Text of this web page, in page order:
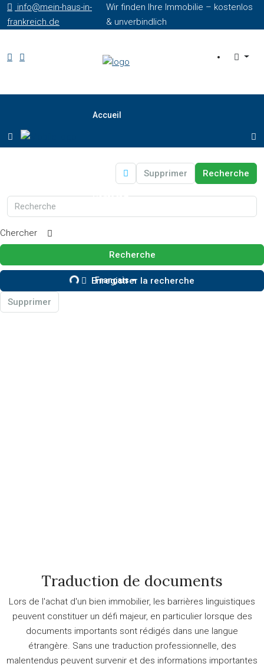
info@mein-haus-in-
frankreich.de
Wir finden Ihre Immobilie – kostenlos
& unverbindlich
Accueil
Contact
Français
Supprimer Recherche
Chercher
Recherche
Enregistrer la recherche
Supprimer
Traduction de documents
Lors de l'achat d'un bien immobilier, les barrières linguistiques
peuvent constituer un défi majeur, en particulier lorsque des
documents importants sont rédigés dans une langue
étrangère. Sans une traduction professionnelle, des
malentendus peuvent survenir et des informations importantes